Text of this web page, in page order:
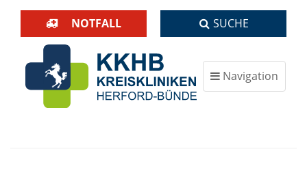
NOTFALL SUCHE
Navigation
ein-/ausblenden